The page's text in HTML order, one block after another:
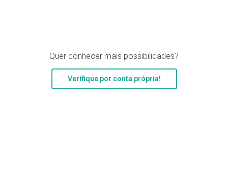
Quer conhecer mais possibilidades?
Verifique por conta própria!